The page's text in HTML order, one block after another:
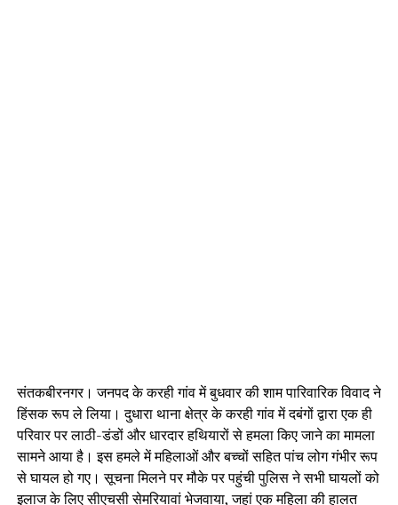
संतकबीरनगर। जनपद के करही गांव में बुधवार की शाम पारिवारिक विवाद ने
हिंसक रूप ले लिया। दुधारा थाना क्षेत्र के करही गांव में दबंगों द्वारा एक ही
परिवार पर लाठी-डंडों और धारदार हथियारों से हमला किए जाने का मामला
सामने आया है। इस हमले में महिलाओं और बच्चों सहित पांच लोग गंभीर रूप
से घायल हो गए। सूचना मिलने पर मौके पर पहुंची पुलिस ने सभी घायलों को
इलाज के लिए सीएचसी सेमरियावां भेजवाया, जहां एक महिला की हालत